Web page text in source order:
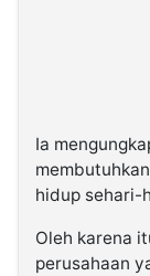
Ia
hidup sehari-
Oleh karena
perusahaan